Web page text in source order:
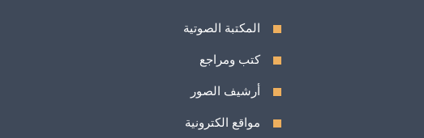
المكتبة الصوتية
كتب ومراجع
أرشيف الصور
مواقع الكترونية